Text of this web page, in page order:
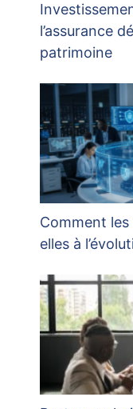
l’assurance
patrimoine
Comment les
elles à